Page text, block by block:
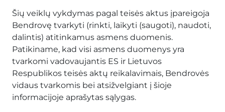
Šių veiklų vykdymas pagal teisės aktus įpareigoja
Bendrovę tvarkyti (rinkti, laikyti (saugoti), naudoti,
dalintis) atitinkamus asmens duomenis.
Patikiname, kad visi asmens duomenys yra
tvarkomi vadovaujantis ES ir Lietuvos
Respublikos teisės aktų reikalavimais, Bendrovės
vidaus tvarkomis bei atsižvelgiant į šioje
informacijoje aprašytas sąlygas.